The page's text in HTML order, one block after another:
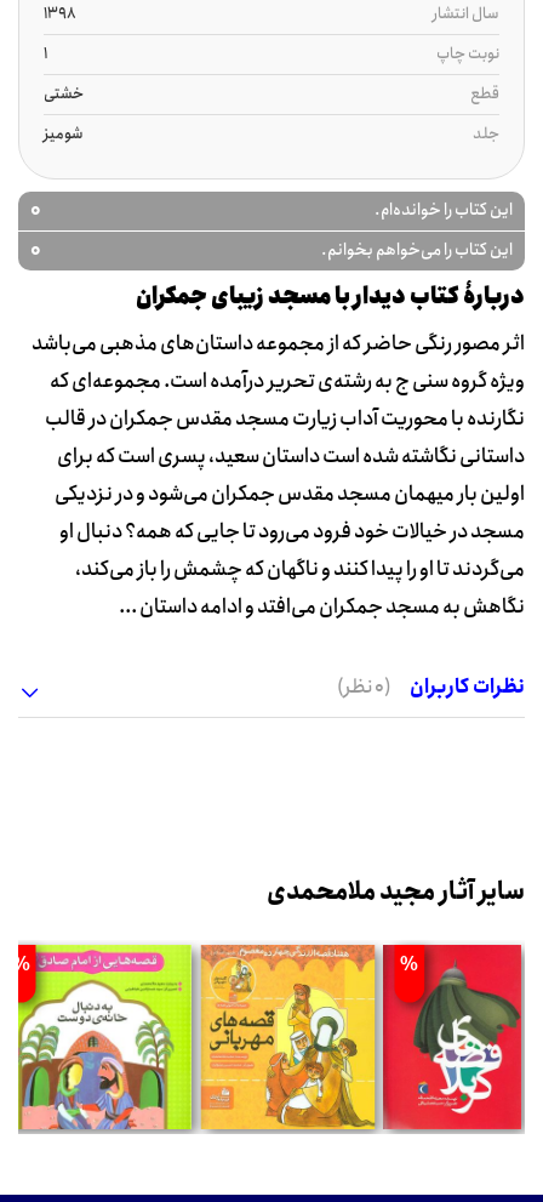
سال انتشار
1398
نوبت چاپ
1
قطع
خشتی
جلد
شومیز
این کتاب را خوانده‌ام. 0
این کتاب را می‌خواهم بخوانم. 0
دربارۀ کتاب دیدار با مسجد زیبای جمکران
اثر مصور رنگی حاضر که از مجموعه داستان‌های مذهبی می‌باشد
ویژه گروه سنی ج به رشته‌ی تحریر درآمده است. مجموعه‌ای که
نگارنده با محوریت آداب زیارت مسجد مقدس جمکران در قالب
داستانی نگاشته شده است داستان سعید، پسری است که برای
اولین بار میهمان مسجد مقدس جمکران می‌شود و در نزدیکی
مسجد در خیالات خود فرود می‌رود تا جایی که همه؟ دنبال او
می‌گردند تا او را پیدا کنند و ناگهان که چشمش را باز می‌کند،
نگاهش به مسجد جمکران می‌افتد و ادامه داستان ...
نظرات کاربران (0 نظر)
سایر آثار مجید ملامحمدی
%
%